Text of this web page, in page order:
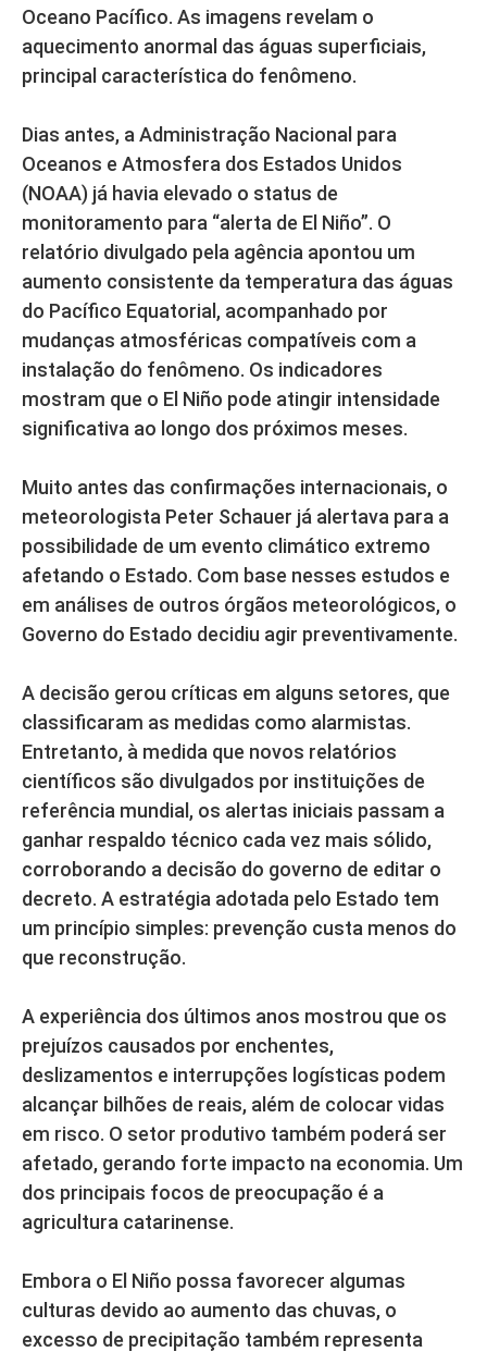
Oceano Pacífico. As imagens revelam o
aquecimento anormal das águas superficiais,
principal característica do fenômeno.
Dias antes, a Administração Nacional para
Oceanos e Atmosfera dos Estados Unidos
(NOAA) já havia elevado o status de
monitoramento para “alerta de El Niño”. O
relatório divulgado pela agência apontou um
aumento consistente da temperatura das águas
do Pacífico Equatorial, acompanhado por
mudanças atmosféricas compatíveis com a
instalação do fenômeno. Os indicadores
mostram que o El Niño pode atingir intensidade
significativa ao longo dos próximos meses.
Muito antes das confirmações internacionais, o
meteorologista Peter Schauer já alertava para a
possibilidade de um evento climático extremo
afetando o Estado. Com base nesses estudos e
em análises de outros órgãos meteorológicos, o
Governo do Estado decidiu agir preventivamente.
A decisão gerou críticas em alguns setores, que
classificaram as medidas como alarmistas.
Entretanto, à medida que novos relatórios
científicos são divulgados por instituições de
referência mundial, os alertas iniciais passam a
ganhar respaldo técnico cada vez mais sólido,
corroborando a decisão do governo de editar o
decreto. A estratégia adotada pelo Estado tem
um princípio simples: prevenção custa menos do
que reconstrução.
A experiência dos últimos anos mostrou que os
prejuízos causados por enchentes,
deslizamentos e interrupções logísticas podem
alcançar bilhões de reais, além de colocar vidas
em risco. O setor produtivo também poderá ser
afetado, gerando forte impacto na economia. Um
dos principais focos de preocupação é a
agricultura catarinense.
Embora o El Niño possa favorecer algumas
culturas devido ao aumento das chuvas, o
excesso de precipitação também representa